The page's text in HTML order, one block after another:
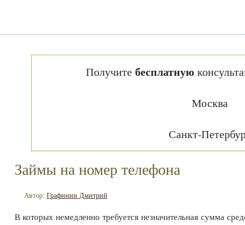
Получите бесплатную
Москва
Санкт-
Займы на номер телефона
Автор: Графинин Дмитрий
В которых немедленно требуется незначительная сумма